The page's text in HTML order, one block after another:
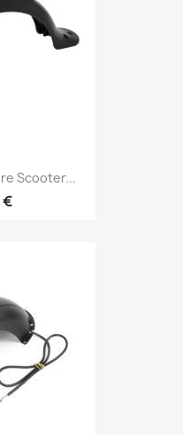
Scooter...